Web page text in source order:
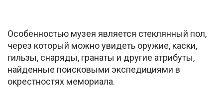
Особенностью музея является стеклянный пол,
через который можно увидеть оружие, каски,
гильзы, снаряды, гранаты и другие атрибуты,
найденные поисковыми экспедициями в
окрестностях мемориала.